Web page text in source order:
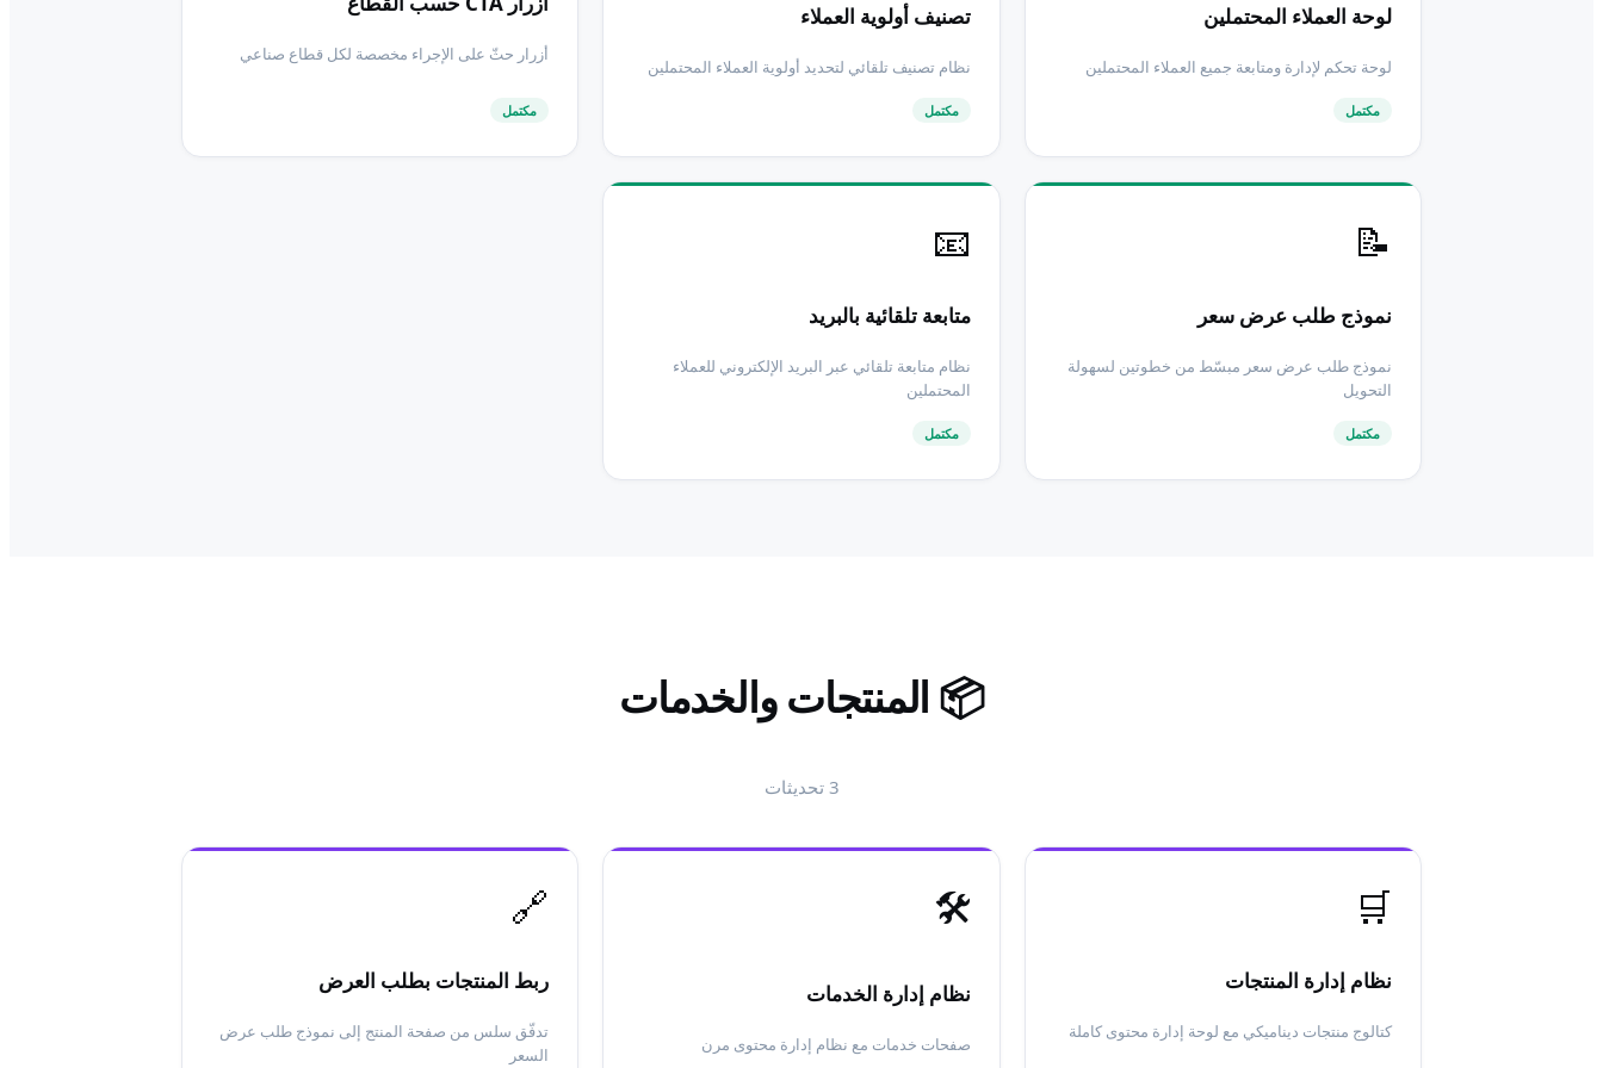
لوحة العملاء المحتملين
لوحة تحكم لإدارة ومتابعة جميع العملاء المحتملين
مكتمل
تصنيف أولوية العملاء
نظام تصنيف تلقائي لتحديد أولوية العملاء المحتملين
مكتمل
أزرار حثّ على الإجراء مخصصة لكل قطاع صناعي
مكتمل
📝
نموذج طلب عرض سعر
نموذج طلب عرض سعر مبسّط من خطوتين لسهولة
التحويل
مكتمل
📧
متابعة تلقائية بالبريد
نظام متابعة تلقائي عبر البريد الإلكتروني للعملاء
المحتملين
مكتمل
📦 المنتجات والخدمات
3 تحديثات
🛒
نظام إدارة المنتجات
كتالوج منتجات ديناميكي مع لوحة إدارة محتوى كاملة
🛠️
نظام إدارة الخدمات
صفحات خدمات مع نظام إدارة محتوى مرن
🔗
ربط المنتجات بطلب العرض
تدفّق سلس من صفحة المنتج إلى نموذج طلب عرض
السعر